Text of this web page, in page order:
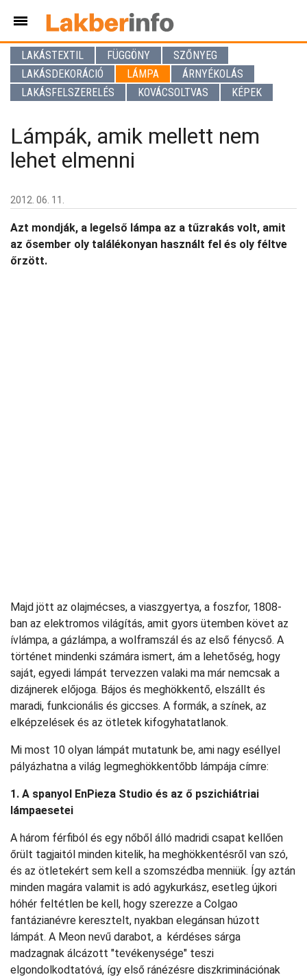
LAKÁSTEXTIL FÜGGÖNY
SZŐNYEG
LAKÁSDEKORÁCIÓ
LÁMPA
ÁRNYÉKOLÁS
LAKÁSFELSZERELÉS
KOVÁCSOLTVAS KÉPEK
Lámpák, amik mellett nem
lehet elmenni
2012. 06. 11.
Azt mondják, a legelső lámpa az a tűzrakás volt, amit
az ősember oly találékonyan használt fel és oly féltve
őrzött.
Majd jött az olajmécses, a viaszgyertya, a foszfor, 1808-
ban az elektromos világítás, amit gyors ütemben követ az
ívlámpa, a gázlámpa, a wolframszál és az első fénycső. A
történet mindenki számára ismert, ám a lehetőség, hogy
saját, egyedi lámpát tervezzen valaki ma már nemcsak a
dizájnerek előjoga. Bájos és meghökkentő, elszállt és
maradi, funkcionális és giccses. A formák, a színek, az
elképzelések és az ötletek kifogyhatatlanok.
Mi most 10 olyan lámpát mutatunk be, ami nagy eséllyel
pályázhatna a világ legmeghökkentőbb lámpája címre:
1. A spanyol EnPieza Studio és az ő pszichiátriai
lámpaesetei
A három férfiból és egy nőből álló madridi csapat kellően
őrült tagjaitól minden kitelik, ha meghökkentésről van szó,
és az ötletekért sem kell a szomszédba menniük. Így aztán
minden magára valamit is adó agykurkász, esetleg újkori
hóhér feltétlen be kell, hogy szerezze a Colgao
fantázianévre keresztelt, nyakban elegánsan húzott
lámpát. A Meon nevű darabot, a kérdéses sárga
madzagnak álcázott "tevékenysége" teszi
elgondolkodtatóvá, így első ránézésre diszkriminációnak